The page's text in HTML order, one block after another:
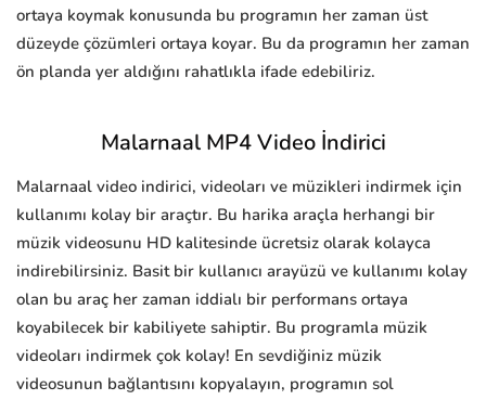
ortaya koymak konusunda bu programın her zaman üst
düzeyde çözümleri ortaya koyar. Bu da programın her zaman
ön planda yer aldığını rahatlıkla ifade edebiliriz.
Malarnaal MP4 Video İndirici
Malarnaal video indirici, videoları ve müzikleri indirmek için
kullanımı kolay bir araçtır. Bu harika araçla herhangi bir
müzik videosunu HD kalitesinde ücretsiz olarak kolayca
indirebilirsiniz. Basit bir kullanıcı arayüzü ve kullanımı kolay
olan bu araç her zaman iddialı bir performans ortaya
koyabilecek bir kabiliyete sahiptir. Bu programla müzik
videoları indirmek çok kolay! En sevdiğiniz müzik
videosunun bağlantısını kopyalayın, programın sol